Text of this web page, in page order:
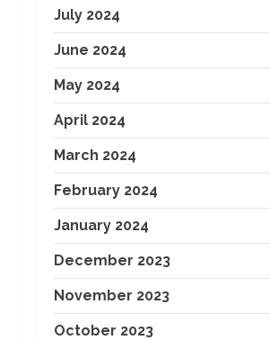
July 2024
June 2024
May 2024
April 2024
March 2024
February 2024
January 2024
December 2023
November 2023
October 2023